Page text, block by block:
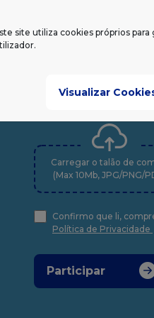
Carregar o talão de
(Max 10Mb, JPG/PNG/
Confirmo que li,
Política de Privacidade
Participar
site utiliza cookies próprios
Visualizar